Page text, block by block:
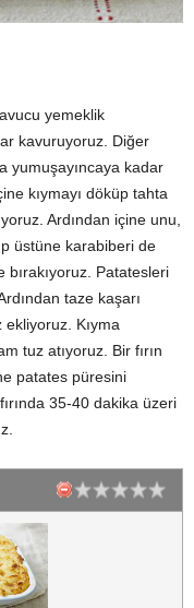
yemeklik
kavuruyoruz. Diğer
yumuşayıncaya kadar
kıymayı döküp tahta
Ardından içine unu,
üstüne karabiberi de
Patatesleri
taze kaşarı
ekliyoruz. Kıyma
tuz atıyoruz. Bir fırın
patates püresini
35-40 dakika üzeri